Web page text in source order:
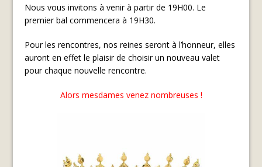
Nous vous invitons à venir à partir de 19H00. Le
premier bal commencera à 19H30.
Pour les rencontres, nos reines seront à l’honneur, elles
auront en effet le plaisir de choisir un nouveau valet
pour chaque nouvelle rencontre.
Alors mesdames venez nombreuses !